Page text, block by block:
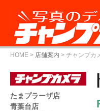
HOME > 店舗案内 > チャンプカ
たまプラーザ店
青葉台店